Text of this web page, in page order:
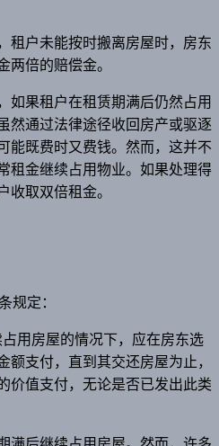
租户未能按时搬离房屋时，房东
两倍的赔偿金。
如果租户在租赁期满后仍然占用
然通过法律途径收回房产或驱逐
能既费时又费钱。然而，这并不
租金继续占用物业。如果处理得
收取双倍租金。
规定：
用房屋的情况下，应在房东选
额支付，直到其交还房屋为止，
价值支付，无论是否已发出此类